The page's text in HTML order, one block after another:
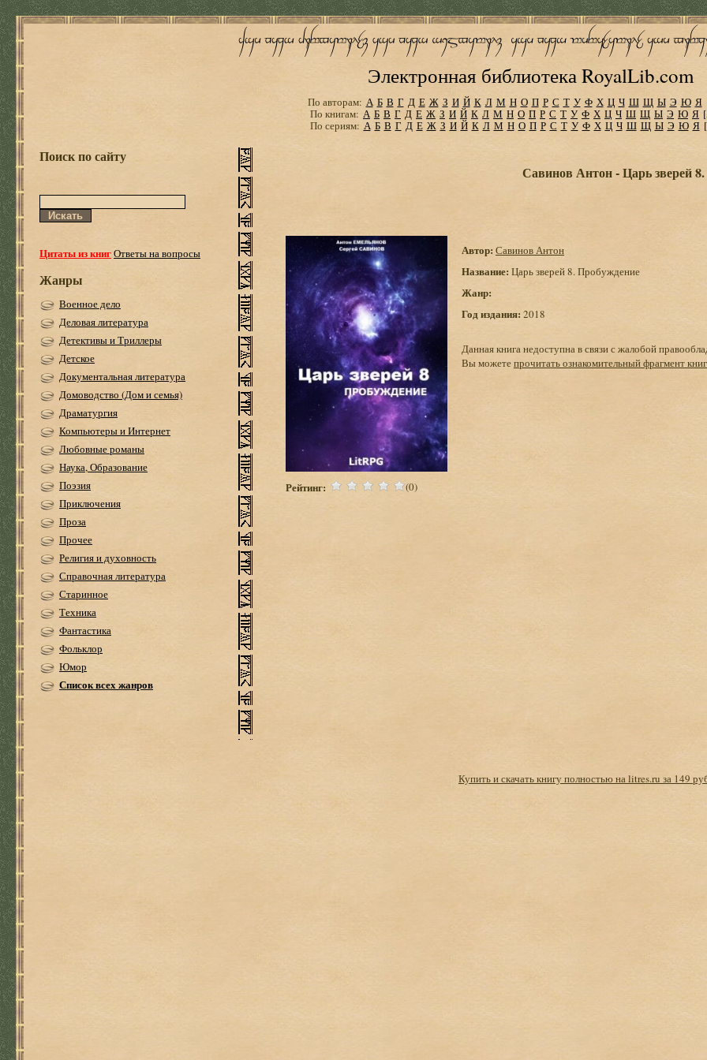
Электронная библиотека RoyalLib.com
По авторам: А Б В Г Д Е Ж З И Й К Л М Н О П Р С Т У Ф Х Ц Ч Ш Щ Ы Э Ю Я
По книгам: А Б В Г Д Е Ж З И Й К Л М Н О П Р С Т У Ф Х Ц Ч Ш Щ Ы Э Ю Я
По сериям: А Б В Г Д Е Ж З И Й К Л М Н О П Р С Т У Ф Х Ц Ч Ш Щ Ы Э Ю Я
Поиск по сайту
Цитаты из книгОтветы на вопросы
Жанры
Военное дело
Деловая литература
Детективы и Триллеры
Детское
Документальная литература
Домоводство (Дом и семья)
Драматургия
Компьютеры и Интернет
Любовные романы
Наука, Образование
Поэзия
Приключения
Проза
Прочее
Религия и духовность
Справочная литература
Старинное
Техника
Фантастика
Фольклор
Юмор
Список всех жанров
Савинов Антон - Царь зверей
Рейтинг: (0)
Автор: Савинов Антон
Название: Царь зверей 8. Пробуждение
Жанр:
Год издания: 2018
Данная книга недоступна в связи с жалобой
Вы можетепрочитать ознакомительный фрагмент
Купить и скачать книгу полностью на litres.ru за 149